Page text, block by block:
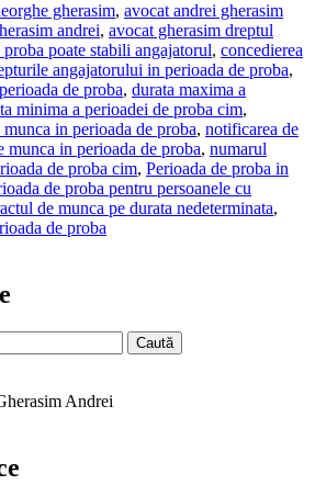
gherasim, avocat andrei gherasim
andrei, avocat gherasim dreptul
proba poate stabili angajatorul, concedierea
angajatorului in perioada de proba,
de proba, durata maxima a
minima a perioadei de proba cim,
in perioada de proba, notificarea de
munca in perioada de proba, numarul
de proba cim, Perioada de proba in
de proba pentru persoanele cu
de munca pe durata nedeterminata,
de proba
Andrei